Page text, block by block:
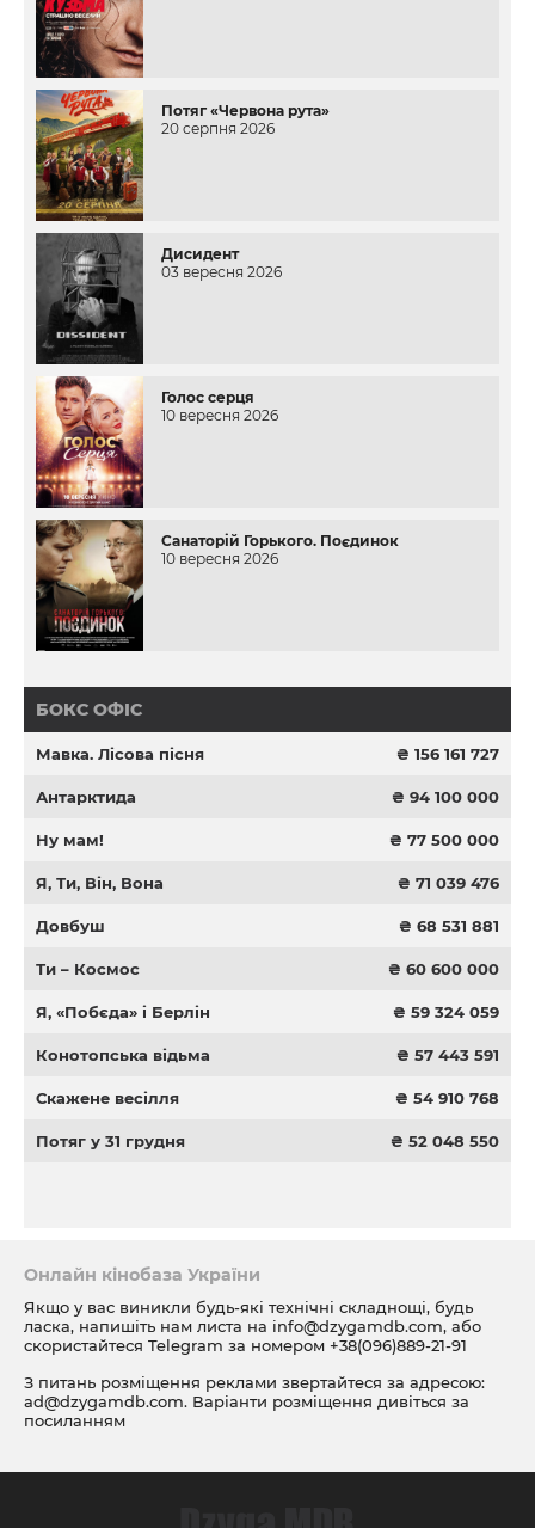
Потяг «Червона рута»
20 серпня 2026
Дисидент
03 вересня 2026
Голос серця
10 вересня 2026
Санаторій Горького. Поєдинок
10 вересня 2026
БОКС ОФІС
Мавка. Лісова пісня ₴ 156 161 727
Антарктида ₴ 94 100 000
Ну мам! ₴ 77 500 000
Я, Ти, Він, Вона ₴ 71 039 476
Довбуш ₴ 68 531 881
Ти – Космос ₴ 60 600 000
Я, «Побєда» і Берлін ₴ 59 324 059
Конотопська відьма ₴ 57 443 591
Скажене весілля ₴ 54 910 768
Потяг у 31 грудня ₴ 52 048 550
Онлайн кінобаза України
Якщо у вас виникли будь-які технічні складнощі, будь
ласка, напишіть нам листа на info@dzygamdb.com, або
скористайтеся Telegram за номером +38(096)889-21-91
З питань розміщення реклами звертайтеся за адресою:
ad@dzygamdb.com. Варіанти розміщення дивіться за
посиланням